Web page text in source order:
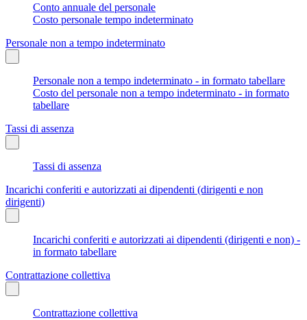
Conto annuale del personale
Costo personale tempo indeterminato
Personale non a tempo indeterminato
Personale non a tempo indeterminato - in formato tabellare
Costo del personale non a tempo indeterminato - in formato
tabellare
Tassi di assenza
Tassi di assenza
Incarichi conferiti e autorizzati ai dipendenti (dirigenti e non
dirigenti)
Incarichi conferiti e autorizzati ai dipendenti (dirigenti e non) -
in formato tabellare
Contrattazione collettiva
Contrattazione collettiva